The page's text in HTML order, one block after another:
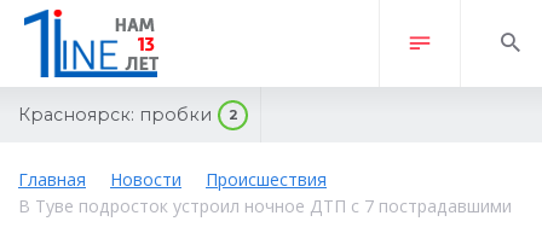
Красноярск: пробки 2
Главная Новости
Происшествия
В Туве подросток устроил ночное ДТП с 7 пострадавшими